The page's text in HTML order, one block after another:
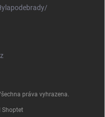
Shoptet
práva vyhrazena.